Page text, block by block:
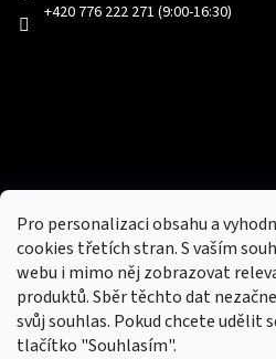
Pro personalizaci obsahu a
cookies třetích stran. S vaším
webu i mimo něj zobrazovat
produktů. Sběr těchto dat
svůj souhlas. Pokud chcete udělit
tlačítko "Souhlasím".
+420 776 222 271 (9:00-16:30)